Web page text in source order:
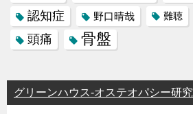
認知症 野口晴哉 難聴
頭痛 骨盤
グリーンハウス-オステオパシー研